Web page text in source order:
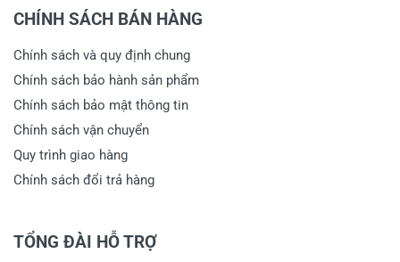
CHÍNH SÁCH BÁN HÀNG
Chính sách và quy định chung
Chính sách bảo hành sản phẩm
Chính sách bảo mật thông tin
Chính sách vận chuyển
Quy trình giao hàng
Chính sách đổi trả hàng
TỔNG ĐÀI HỖ TRỢ